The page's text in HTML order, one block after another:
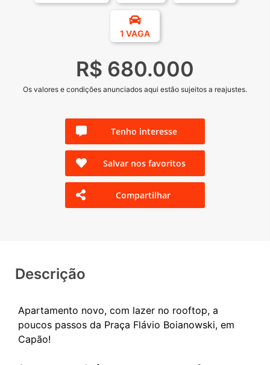
1 VAGA
R$ 680.000
Os valores e condições anunciados aqui estão sujeitos a reajustes.
Tenho interesse
Salvar nos favoritos
Compartilhar
Descrição
Apartamento novo, com lazer no rooftop, a
poucos passos da Praça Flávio Boianowski, em
Capão!